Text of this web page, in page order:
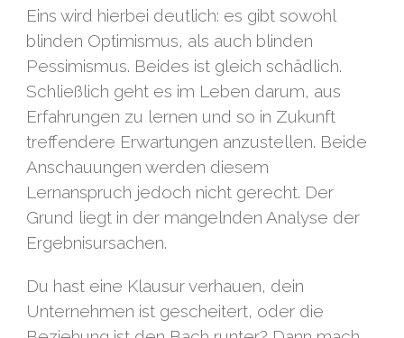
Eins wird hierbei deutlich: es gibt sowohl
blinden Optimismus, als auch blinden
Pessimismus. Beides ist gleich schädlich.
Schließlich geht es im Leben darum, aus
Erfahrungen zu lernen und so in Zukunft
treffendere Erwartungen anzustellen. Beide
Anschauungen werden diesem
Lernanspruch jedoch nicht gerecht. Der
Grund liegt in der mangelnden Analyse der
Ergebnisursachen.
Du hast eine Klausur verhauen, dein
Unternehmen ist gescheitert, oder die